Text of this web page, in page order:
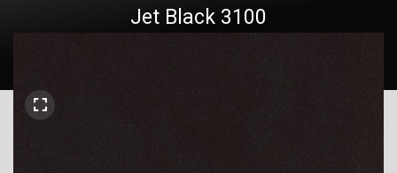
3100 Jet Black